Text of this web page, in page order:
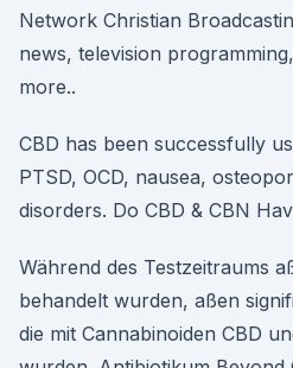
Network Christian
news, television
more..
CBD has been successfully
PTSD, OCD, nausea,
disorders. Do CBD & CBN
Während des Testzeitraums
behandelt wurden, aßen
die mit Cannabinoiden CBD